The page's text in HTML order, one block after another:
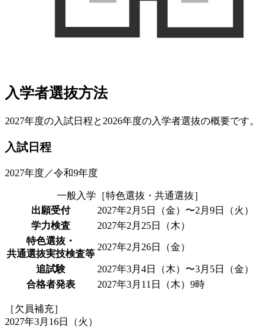
入学者選抜方法
2027年度の入試日程と2026年度の入学者選抜の概要です。
入試日程
2027年度／令和9年度
一般入学［特色選抜・共通選抜］
出願受付
2027年2月5日（金）〜2月9日（火）
学力検査
2027年2月25日（木）
特色選抜・
共通選抜実技検査等
2027年2月26日（金）
追試験
2027年3月4日（木）〜3月5日（金）
合格者発表
2027年3月11日（木）9時
［欠員補充］
2027年3月16日（火）